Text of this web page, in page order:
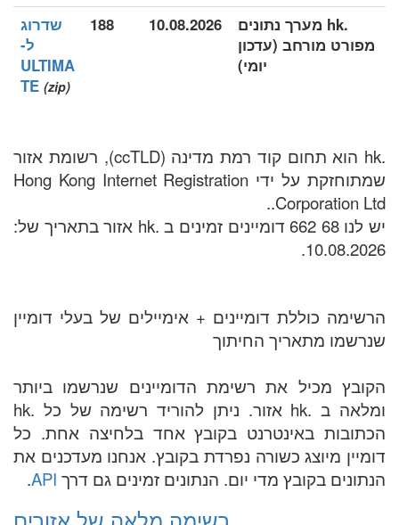
.hk מערך נתונים
מפורט מורחב (עדכון
יומי)
10.08.2026
188
שדרוג
ל-
ULTIMA
TE (zip)
.hk הוא תחום קוד רמת מדינה (ccTLD), רשומת אזור
שמתוחזקת על ידי Hong Kong Internet Registration
Corporation Ltd..
יש לנו 68 662 דומיינים זמינים ב .hk אזור בתאריך של:
10.08.2026.
הרשימה כוללת דומיינים + אימיילים של בעלי דומיין
שנרשמו מתאריך החיתוך
הקובץ מכיל את רשימת הדומיינים שנרשמו ביותר
ומלאה ב .hk אזור. ניתן להוריד רשימה של כל .hk
הכתובות באינטרנט בקובץ אחד בלחיצה אחת. כל
דומיין מיוצג כשורה נפרדת בקובץ. אנחנו מעדכנים את
הנתונים בקובץ מדי יום. הנתונים זמינים גם דרך API
.